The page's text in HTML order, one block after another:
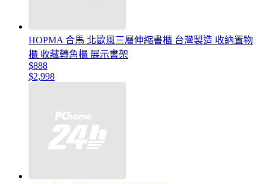
HOPMA 合馬 北歐風三層伸縮書櫃 台灣製造 收納置物
櫃 收藏轉角櫃 展示書架
$888
$2,998